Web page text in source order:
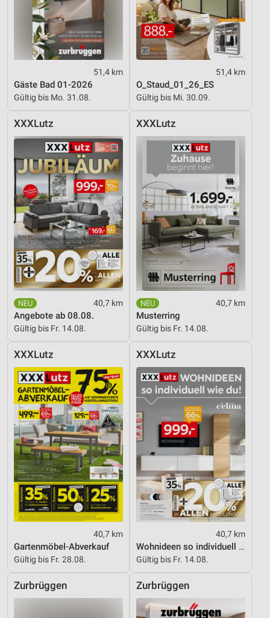
51,4 km
Gäste Bad 01-2026
Gültig bis Mo. 31.08.
51,4 km
O_Staud_01_26_ES
Gültig bis Mi. 30.09.
XXXLutz
40,7 km
Angebote ab 08.08.
Gültig bis Fr. 14.08.
XXXLutz
40,7 km
Musterring
Gültig bis Fr. 14.08.
XXXLutz
40,7 km
Gartenmöbel-Abverkauf
Gültig bis Fr. 28.08.
XXXLutz
40,7 km
Wohnideen so individuell wie du!
Gültig bis Fr. 14.08.
Zurbrüggen Zurbrüggen